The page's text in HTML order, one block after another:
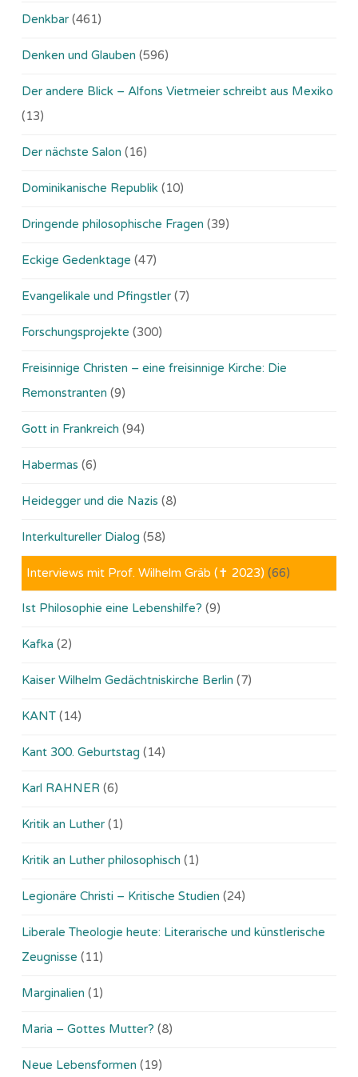
Denkbar (461)
Denken und Glauben (596)
Der andere Blick – Alfons Vietmeier schreibt aus Mexiko
(13)
Der nächste Salon (16)
Dominikanische Republik (10)
Dringende philosophische Fragen (39)
Eckige Gedenktage (47)
Evangelikale und Pfingstler (7)
Forschungsprojekte (300)
Freisinnige Christen – eine freisinnige Kirche: Die
Remonstranten (9)
Gott in Frankreich (94)
Habermas (6)
Heidegger und die Nazis (8)
Interkultureller Dialog (58)
Interviews mit Prof. Wilhelm Gräb (✝ 2023) (66)
Ist Philosophie eine Lebenshilfe? (9)
Kafka (2)
Kaiser Wilhelm Gedächtniskirche Berlin (7)
KANT (14)
Kant 300. Geburtstag (14)
Karl RAHNER (6)
Kritik an Luther (1)
Kritik an Luther philosophisch (1)
Legionäre Christi – Kritische Studien (24)
Liberale Theologie heute: Literarische und künstlerische
Zeugnisse (11)
Marginalien (1)
Maria – Gottes Mutter? (8)
Neue Lebensformen (19)